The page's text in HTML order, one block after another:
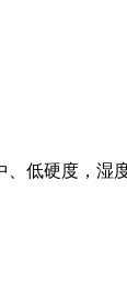
低硬度，